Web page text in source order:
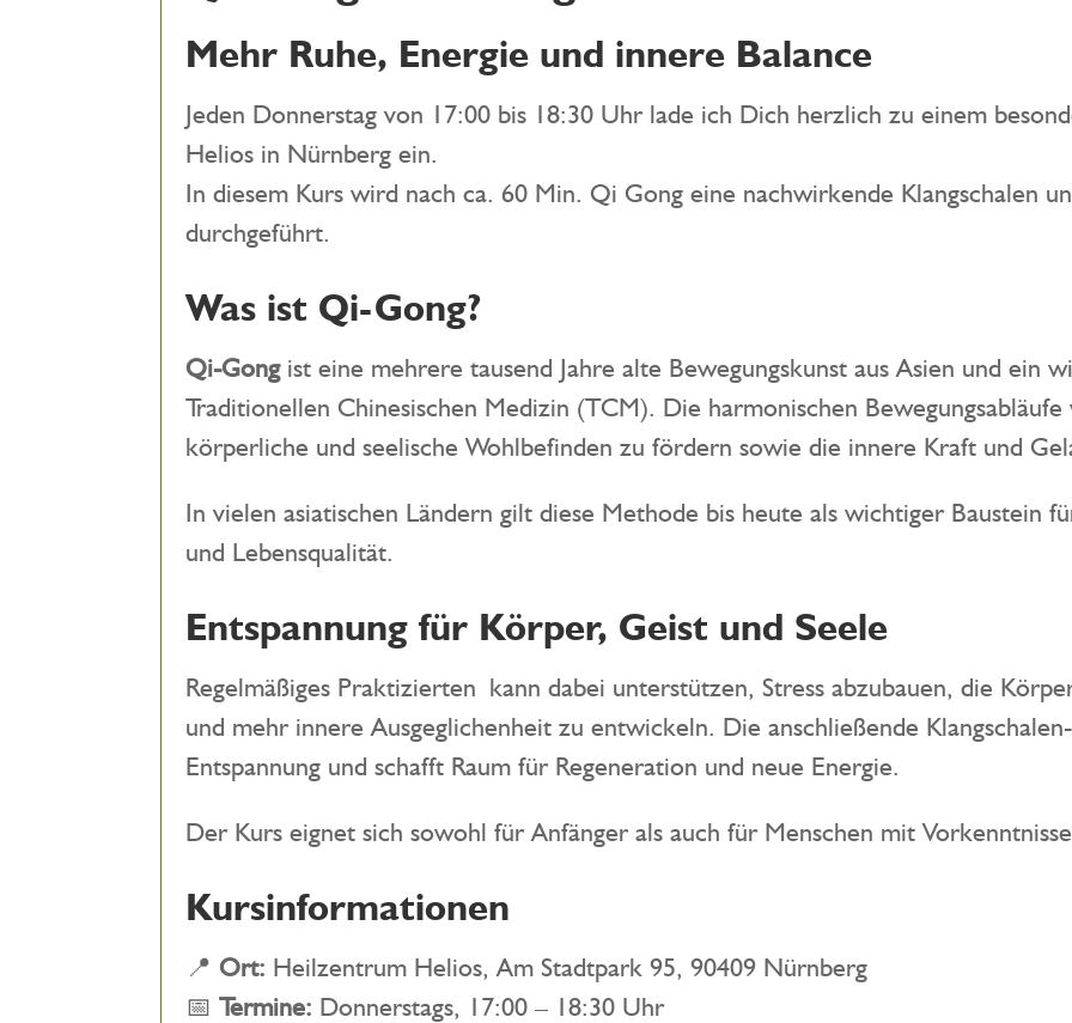
Mehr Ruhe, Energie und innere Balance
Jeden Donnerstag von 17:00 bis 18:30 Uhr lade ich Dich herzlich zu einem
Helios in Nürnberg ein.
In diesem Kurs wird nach ca. 60 Min. Qi Gong eine nachwirkende Klangschalen
durchgeführt.
Was ist Qi-Gong?
Qi-Gongist eine mehrere tausend Jahre alte Bewegungskunst aus Asien und ein
Traditionellen Chinesischen Medizin (TCM). Die harmonischen
körperliche und seelische Wohlbefinden zu fördern sowie die innere Kraft und
In vielen asiatischen Ländern gilt diese Methode bis heute als wichtiger Baustein
und Lebensqualität.
Entspannung für Körper, Geist und Seele
Regelmäßiges Praktizierten kann dabei unterstützen, Stress abzubauen, die
und mehr innere Ausgeglichenheit zu entwickeln. Die anschließende
Entspannung und schafft Raum für Regeneration und neue Energie.
Der Kurs eignet sich sowohl für Anfänger als auch für Menschen mit
Kursinformationen
📍Ort: Heilzentrum Helios, Am Stadtpark 95, 90409 Nürnberg
📅Termine: Donnerstags, 17:00 – 18:30 Uhr